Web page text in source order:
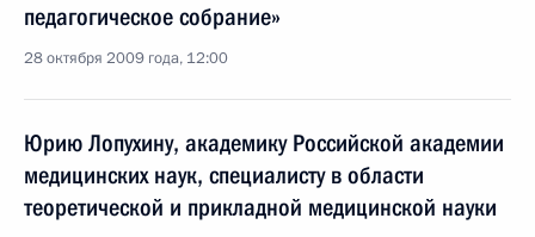
педагогическое собрание»
28 октября 2009 года, 12:00
Юрию Лопухину, академику Российской академии
медицинских наук, специалисту в области
теоретической и прикладной медицинской науки